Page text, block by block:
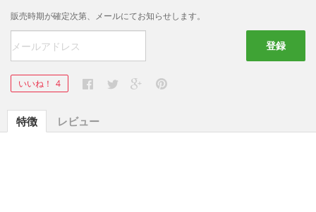
販売時期が確定次第、メールにてお知らせします。
登録
いいね！ 4
特徴 レビュー